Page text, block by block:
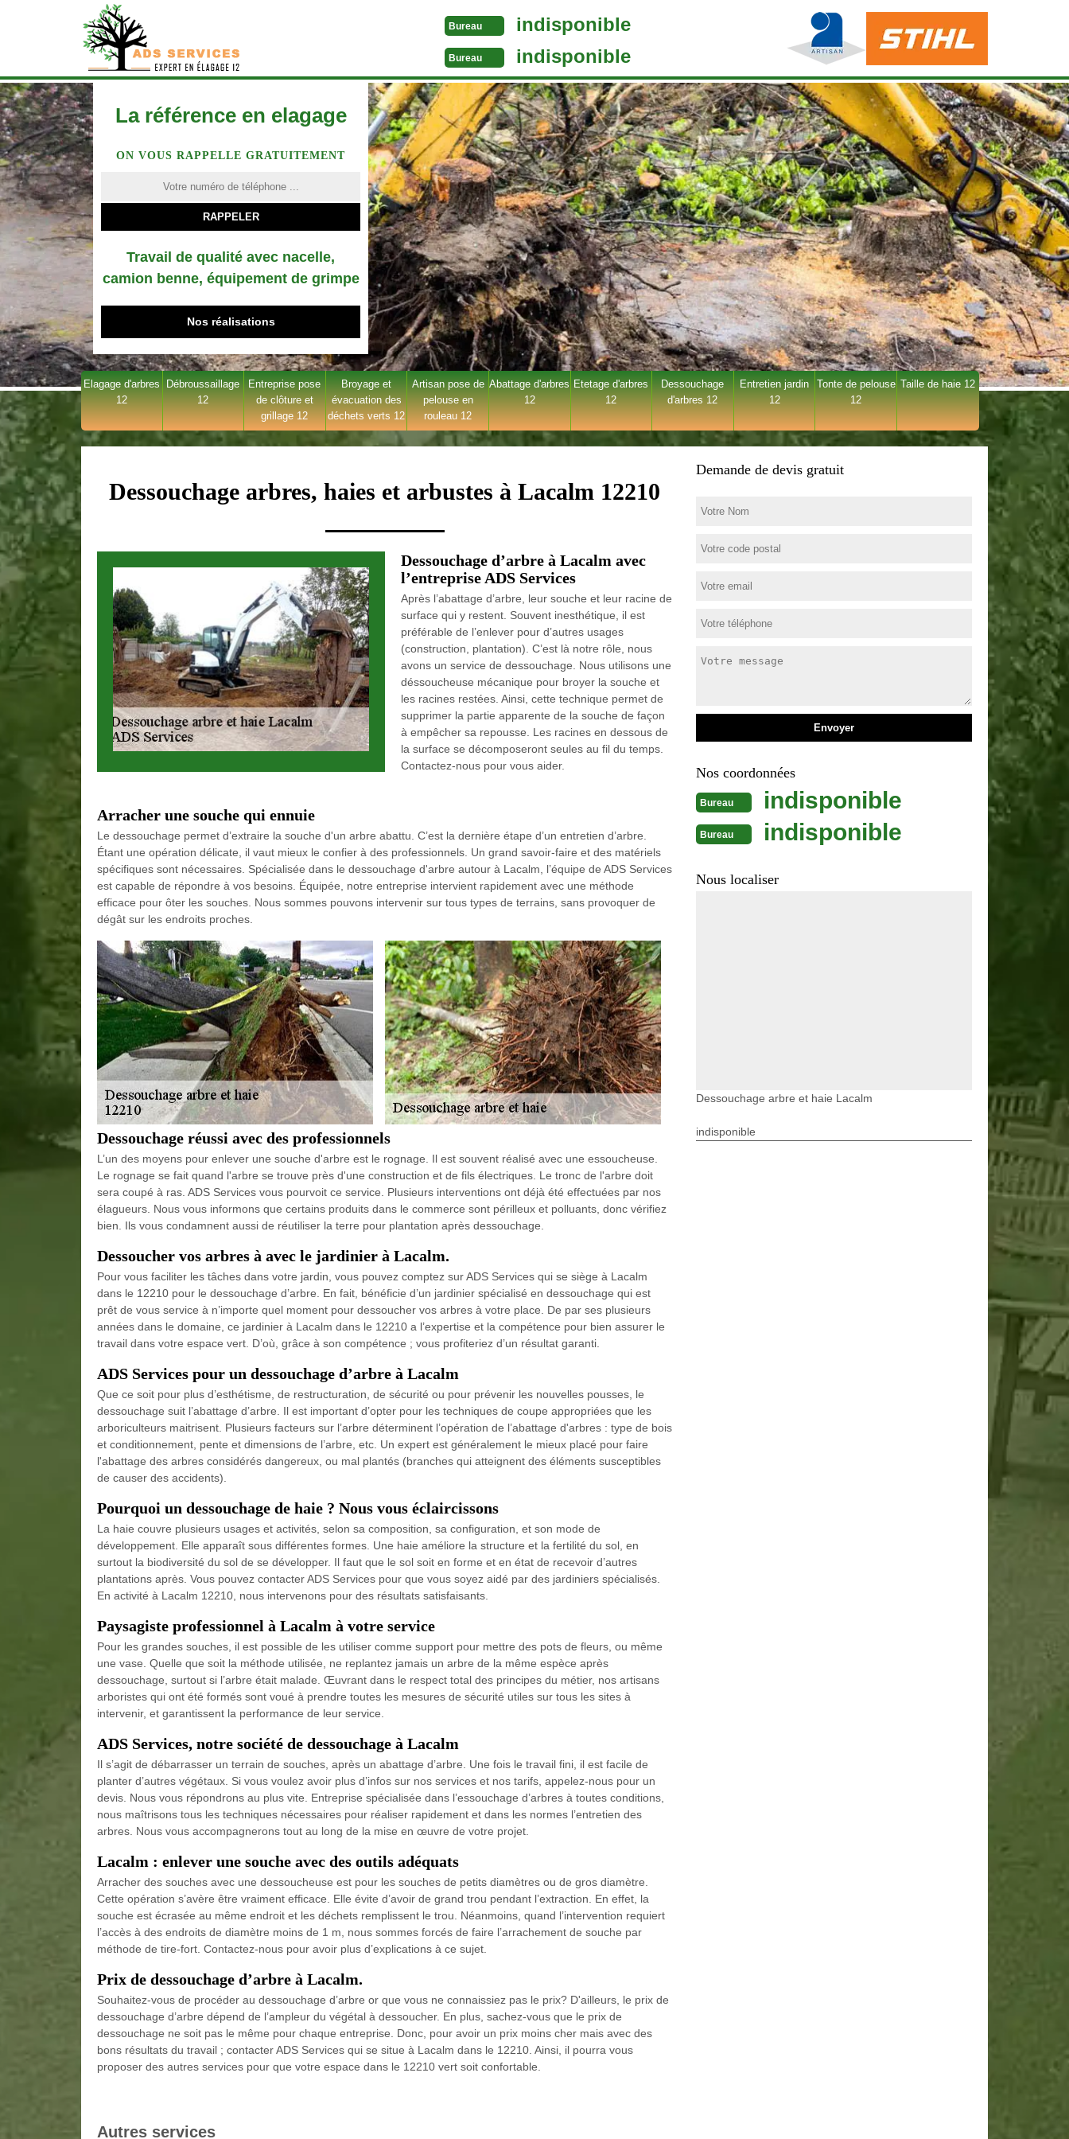
Bureau indisponible
Bureau indisponible
La référence en elagage
ON VOUS RAPPELLE GRATUITEMENT
Travail de qualité avec nacelle,
camion benne, équipement de grimpe
Nos réalisations
Elagage d'arbres
12
Débroussaillage
12
Entreprise pose
de clôture et
grillage 12
Broyage et
évacuation des
déchets verts 12
Artisan pose de
pelouse en
rouleau 12
Abattage d'arbres
12
Etetage d'arbres
12
Dessouchage
d'arbres 12
Entretien jardin
12
Tonte de pelouse
12
Taille de haie 12
Dessouchage arbres, haies et arbustes à Lacalm 12210
Dessouchage d’arbre à Lacalm avec
l’entreprise ADS Services
Après l’abattage d’arbre, leur souche et leur racine de
surface qui y restent. Souvent inesthétique, il est
préférable de l’enlever pour d’autres usages
(construction, plantation). C’est là notre rôle, nous
avons un service de dessouchage. Nous utilisons une
déssoucheuse mécanique pour broyer la souche et
les racines restées. Ainsi, cette technique permet de
supprimer la partie apparente de la souche de façon
à empêcher sa repousse. Les racines en dessous de
la surface se décomposeront seules au fil du temps.
Contactez-nous pour vous aider.
Arracher une souche qui ennuie
Le dessouchage permet d’extraire la souche d'un arbre abattu. C’est la dernière étape d’un entretien d’arbre.
Étant une opération délicate, il vaut mieux le confier à des professionnels. Un grand savoir-faire et des matériels
spécifiques sont nécessaires. Spécialisée dans le dessouchage d'arbre autour à Lacalm, l’équipe de ADS Services
est capable de répondre à vos besoins. Équipée, notre entreprise intervient rapidement avec une méthode
efficace pour ôter les souches. Nous sommes pouvons intervenir sur tous types de terrains, sans provoquer de
dégât sur les endroits proches.
Dessouchage réussi avec des professionnels
L’un des moyens pour enlever une souche d'arbre est le rognage. Il est souvent réalisé avec une essoucheuse.
Le rognage se fait quand l'arbre se trouve près d'une construction et de fils électriques. Le tronc de l'arbre doit
sera coupé à ras. ADS Services vous pourvoit ce service. Plusieurs interventions ont déjà été effectuées par nos
élagueurs. Nous vous informons que certains produits dans le commerce sont périlleux et polluants, donc vérifiez
bien. Ils vous condamnent aussi de réutiliser la terre pour plantation après dessouchage.
Dessoucher vos arbres à avec le jardinier à Lacalm.
Pour vous faciliter les tâches dans votre jardin, vous pouvez comptez sur ADS Services qui se siège à Lacalm
dans le 12210 pour le dessouchage d’arbre. En fait, bénéficie d’un jardinier spécialisé en dessouchage qui est
prêt de vous service à n’importe quel moment pour dessoucher vos arbres à votre place. De par ses plusieurs
années dans le domaine, ce jardinier à Lacalm dans le 12210 a l’expertise et la compétence pour bien assurer le
travail dans votre espace vert. D’où, grâce à son compétence ; vous profiteriez d’un résultat garanti.
ADS Services pour un dessouchage d’arbre à Lacalm
Que ce soit pour plus d’esthétisme, de restructuration, de sécurité ou pour prévenir les nouvelles pousses, le
dessouchage suit l’abattage d’arbre. Il est important d’opter pour les techniques de coupe appropriées que les
arboriculteurs maitrisent. Plusieurs facteurs sur l’arbre déterminent l’opération de l’abattage d'arbres : type de bois
et conditionnement, pente et dimensions de l’arbre, etc. Un expert est généralement le mieux placé pour faire
l'abattage des arbres considérés dangereux, ou mal plantés (branches qui atteignent des éléments susceptibles
de causer des accidents).
Pourquoi un dessouchage de haie ? Nous vous éclaircissons
La haie couvre plusieurs usages et activités, selon sa composition, sa configuration, et son mode de
développement. Elle apparaît sous différentes formes. Une haie améliore la structure et la fertilité du sol, en
surtout la biodiversité du sol de se développer. Il faut que le sol soit en forme et en état de recevoir d’autres
plantations après. Vous pouvez contacter ADS Services pour que vous soyez aidé par des jardiniers spécialisés.
En activité à Lacalm 12210, nous intervenons pour des résultats satisfaisants.
Paysagiste professionnel à Lacalm à votre service
Pour les grandes souches, il est possible de les utiliser comme support pour mettre des pots de fleurs, ou même
une vase. Quelle que soit la méthode utilisée, ne replantez jamais un arbre de la même espèce après
dessouchage, surtout si l’arbre était malade. Œuvrant dans le respect total des principes du métier, nos artisans
arboristes qui ont été formés sont voué à prendre toutes les mesures de sécurité utiles sur tous les sites à
intervenir, et garantissent la performance de leur service.
ADS Services, notre société de dessouchage à Lacalm
Il s’agit de débarrasser un terrain de souches, après un abattage d’arbre. Une fois le travail fini, il est facile de
planter d’autres végétaux. Si vous voulez avoir plus d’infos sur nos services et nos tarifs, appelez-nous pour un
devis. Nous vous répondrons au plus vite. Entreprise spécialisée dans l’essouchage d’arbres à toutes conditions,
nous maîtrisons tous les techniques nécessaires pour réaliser rapidement et dans les normes l’entretien des
arbres. Nous vous accompagnerons tout au long de la mise en œuvre de votre projet.
Lacalm : enlever une souche avec des outils adéquats
Arracher des souches avec une dessoucheuse est pour les souches de petits diamètres ou de gros diamètre.
Cette opération s’avère être vraiment efficace. Elle évite d’avoir de grand trou pendant l’extraction. En effet, la
souche est écrasée au même endroit et les déchets remplissent le trou. Néanmoins, quand l’intervention requiert
l’accès à des endroits de diamètre moins de 1 m, nous sommes forcés de faire l’arrachement de souche par
méthode de tire-fort. Contactez-nous pour avoir plus d’explications à ce sujet.
Prix de dessouchage d’arbre à Lacalm.
Souhaitez-vous de procéder au dessouchage d’arbre or que vous ne connaissiez pas le prix? D'ailleurs, le prix de
dessouchage d’arbre dépend de l’ampleur du végétal à dessoucher. En plus, sachez-vous que le prix de
dessouchage ne soit pas le même pour chaque entreprise. Donc, pour avoir un prix moins cher mais avec des
bons résultats du travail ; contacter ADS Services qui se situe à Lacalm dans le 12210. Ainsi, il pourra vous
proposer des autres services pour que votre espace dans le 12210 vert soit confortable.
Demande de devis gratuit
Nos coordonnées
Bureau indisponible
Bureau indisponible
Nous localiser
Dessouchage arbre et haie Lacalm
indisponible
Autres services